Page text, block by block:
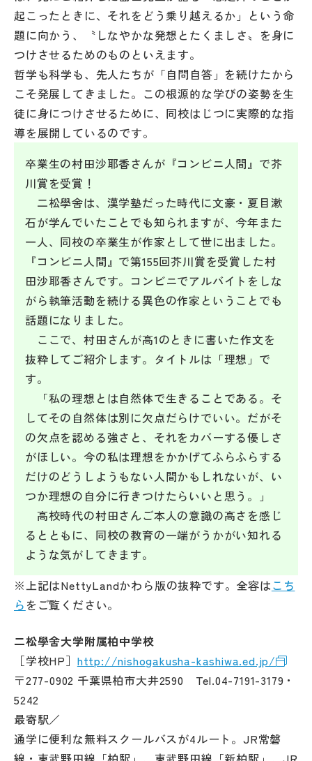
起こったときに、それをどう乗り越えるか」という命
題に向かう、〝しなやかな発想とたくましさ〟を身に
つけさせるためのものといえます。
哲学も科学も、先人たちが「自問自答」を続けたから
こそ発展してきました。この根源的な学びの姿勢を生
徒に身につけさせるために、同校はじつに実際的な指
導を展開しているのです。
卒業生の村田沙耶香さんが『コンビニ人間』で芥
川賞を受賞！
二松學舍は、漢学塾だった時代に文豪・夏目漱
石が学んでいたことでも知られますが、今年また
一人、同校の卒業生が作家として世に出ました。
『コンビニ人間』で第155回芥川賞を受賞した村
田沙耶香さんです。コンビニでアルバイトをしな
がら執筆活動を続ける異色の作家ということでも
話題になりました。
ここで、村田さんが高1のときに書いた作文を
抜粋してご紹介します。タイトルは「理想」で
す。
「私の理想とは自然体で生きることである。そ
してその自然体は別に欠点だらけでいい。だがそ
の欠点を認める強さと、それをカバーする優しさ
がほしい。今の私は理想をかかげてふらふらする
だけのどうしようもない人間かもしれないが、い
つか理想の自分に行きつけたらいいと思う。」
高校時代の村田さんご本人の意識の高さを感じ
るとともに、同校の教育の一端がうかがい知れる
ような気がしてきます。
※上記はNettyLandかわら版の抜粋です。全容はこち
ら をご覧ください。
二松學舍大学附属柏中学校
［学校HP］ http://nishogakusha-kashiwa.ed.jp/
〒277-0902 千葉県柏市大井2590 Tel.04-7191-3179・
5242
最寄駅／
通学に便利な無料スクールバスが4ルート。JR常磐